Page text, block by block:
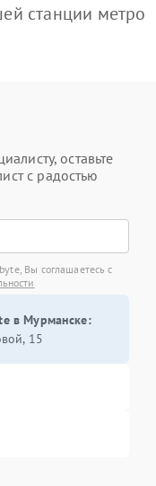
станции метро
оставьте
с радостью
Вы соглашаетесь с
в Мурманске:
15